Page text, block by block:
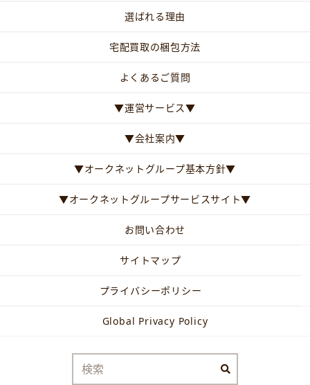
選ばれる理由
宅配買取の梱包方法
よくあるご質問
▼運営サービス▼
▼会社案内▼
▼オークネットグループ基本方針▼
▼オークネットグループサービスサイト▼
お問い合わせ
サイトマップ
プライバシーポリシー
Global Privacy Policy